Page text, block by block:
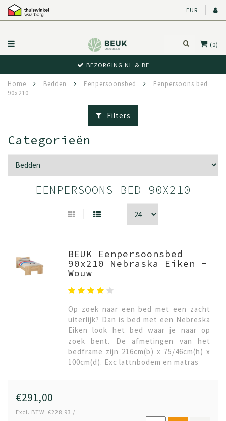
EUR
(0)
BEWUST RETOUR
Home Bedden Eenpersoonsbed
Eenpersoons bed
90x210
Filters
Categorieën
EENPERSOONS BED 90X210
BEUK Eenpersoonsbed
90x210 Nebraska Eiken -
Wouw
Op zoek naar een bed met een zacht
uiterlijk? Dan is bed met een Nebreska
Eiken look het bed waar je naar op
zoek bent. De afmetingen van het
bedframe zijn 216cm(b) x 75/46cm(h) x
100cm(d). Exc lattnbodem en matras
€291,00
Excl. BTW: €228,93 /